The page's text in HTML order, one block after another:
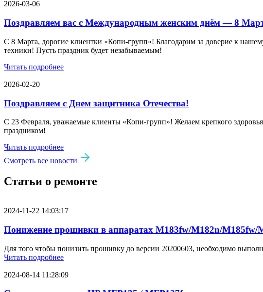
2026-03-06
Поздравляем вас с Международным женским днём — 8
С 8 Марта, дорогие клиентки «Копи‑групп»! Благодарим за доверие к
техники! Пусть праздник будет незабываемым!
Читать подробнее
2026-02-20
Поздравляем с Днем защитника Отечества!
С 23 Февраля, уважаемые клиенты «Копи‑групп»! Желаем крепкого
праздником!
Читать подробнее
Смотреть все новости
Статьи о ремонте
2024-11-22 14:03:17
Понижение прошивки в аппаратах M183fw/M182n/M185fw/
Для того чтобы понизить прошивку до версии 20200603, необходимо
Читать подробнее
2024-08-14 11:28:09